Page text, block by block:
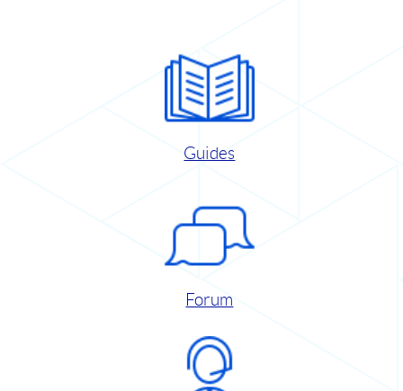
Guides
Forum